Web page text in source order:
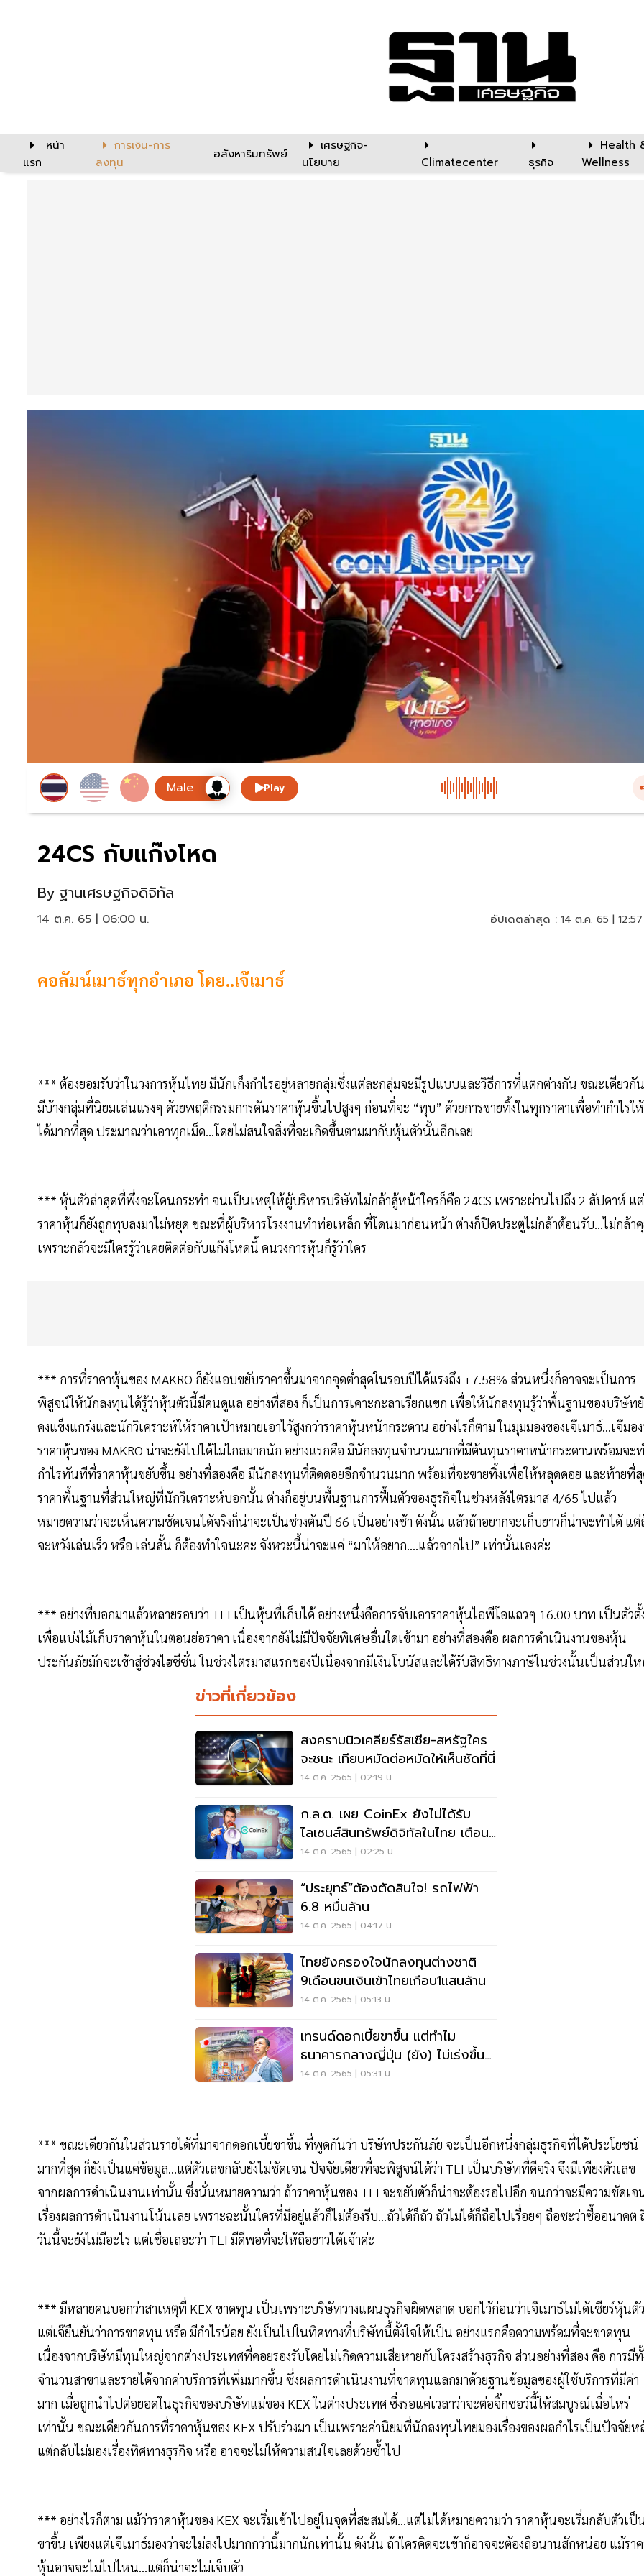
หน้า
แรก
การเงิน-การ
ลงทุน
อสังหาริมทรัพย์
เศรษฐกิจ-
นโยบาย
Climatecenter ธุรกิจ
Health
Wellness
Play
24CS กับแก๊งโหด
By ฐานเศรษฐกิจดิจิทัล
14 ต.ค. 65 | 06:00 น. อัปเดตล่าสุด : 14 ต.ค. 65 |
คอลัมน์เมาธ์ทุกอำเภอ โดย..เจ๊เมาธ์
*** ต้องยอมรับว่าในวงการหุ้นไทย มีนักเก็งกำไรอยู่หลายกลุ่มซึ่งแต่ละกลุ่มจะมีรูปแบบและวิธีการที่แตกต่างกัน ขณะเดียวกั
มีบ้างกลุ่มที่นิยมเล่นแรงๆ ด้วยพฤติกรรมการดันราคาหุ้นขึ้นไปสูงๆ ก่อนที่จะ “ทุบ” ด้วยการขายทิ้งในทุกราคาเพื่อทำกำไรให้
ได้มากที่สุด ประมาณว่าเอาทุกเม็ด...โดยไม่สนใจสิ่งที่จะเกิดขึ้นตามมากับหุ้นตัวนั้นอีกเลย
*** หุ้นตัวล่าสุดที่พึ่งจะโดนกระทำ จนเป็นเหตุให้ผู้บริหารบริษัทไม่กล้าสู้หน้าใครก็คือ 24CS เพราะผ่านไปถึง 2 สัปดาห์ แต่
ราคาหุ้นก็ยังถูกทุบลงมาไม่หยุด ขณะที่ผู้บริหารโรงงานทำท่อเหล็ก ที่โดนมาก่อนหน้า ต่างก็ปิดประตูไม่กล้าต้อนรับ...ไม่กล้า
เพราะกลัวจะมีใครรู้ว่าเคยติดต่อกับแก๊งโหดนี้ คนวงการหุ้นก็รู้ว่าใคร
*** การที่ราคาหุ้นของ MAKRO ก็ยังแอบขยับราคาขึ้นมาจากจุดต่ำสุดในรอบปีได้แรงถึง +7.58% ส่วนหนึ่งก็อาจจะเป็นการ
พิสูจน์ให้นักลงทุนได้รู้ว่าหุ้นตัวนี้มีคนดูแล อย่างที่สอง ก็เป็นการเคาะกะลาเรียกแขก เพื่อให้นักลงทุนรู้ว่าพื้นฐานของบริษัท
คงแข็งแกร่งและนักวิเคราะห์ให้ราคาเป้าหมายเอาไว้สูงกว่าราคาหุ้นหน้ากระดาน อย่างไรก็ตาม ในมุมมองของเจ๊เมาธ์...เจ๊มอง
ราคาหุ้นของ MAKRO น่าจะยังไปได้ไม่ไกลมากนัก อย่างแรกคือ มีนักลงทุนจำนวนมากที่มีต้นทุนราคาหน้ากระดานพร้อมจะ
กำไรทันทีที่ราคาหุ้นขยับขึ้น อย่างที่สองคือ มีนักลงทุนที่ติดดอยอีกจำนวนมาก พร้อมที่จะขายทิ้งเพื่อให้หลุดดอย และท้ายที่
ราคาพื้นฐานที่ส่วนใหญ่ที่นักวิเคราะห์บอกนั้น ต่างก็อยู่บนพื้นฐานการฟื้นตัวของธุรกิจในช่วงหลังไตรมาส 4/65 ไปแล้ว
หมายความว่าจะเห็นความชัดเจนได้จริงก็น่าจะเป็นช่วงต้นปี 66 เป็นอย่างช้า ดังนั้น แล้วถ้าอยากจะเก็บยาวก็น่าจะทำได้ แต่
จะหวังเล่นเร็ว หรือ เล่นสั้น ก็ต้องทำใจนะคะ จังหวะนี้น่าจะแค่ “มาให้อยาก....แล้วจากไป” เท่านั้นเองค่ะ
*** อย่างที่บอกมาแล้วหลายรอบว่า TLI เป็นหุ้นที่เก็บได้ อย่างหนึ่งคือการจับเอาราคาหุ้นไอพีโอแถวๆ 16.00 บาท เป็นตัวตั้
เพื่อแบ่งไม้เก็บราคาหุ้นในตอนย่อราคา เนื่องจากยังไม่มีปัจจัยพิเศษอื่นใดเข้ามา อย่างที่สองคือ ผลการดำเนินงานของหุ้น
ประกันภัยมักจะเข้าสู่ช่วงไฮซีซั่น ในช่วงไตรมาสแรกของปีเนื่องจากมีเงินโบนัสและได้รับสิทธิทางภาษีในช่วงนั้นเป็นส่วนใ
ข่าวที่เกี่ยวข้อง
สงครามนิวเคลียร์รัสเซีย-สหรัฐใคร
จะชนะ เทียบหมัดต่อหมัดให้เห็นชัดที่นี่
14 ต.ค. 2565 | 02:19 น.
ก.ล.ต. เผย CoinEx ยังไม่ได้รับ
ไลเซนส์สินทรัพย์ดิจิทัลในไทย เตือน
ระวังลงทุน
14 ต.ค. 2565 | 02:25 น.
“ประยุทธ์”ต้องตัดสินใจ! รถไฟฟ้า
6.8 หมื่นล้าน
14 ต.ค. 2565 | 04:17 น.
ไทยยังครองใจนักลงทุนต่างชาติ
9เดือนขนเงินเข้าไทยเกือบ1แสนล้าน
14 ต.ค. 2565 | 05:13 น.
เทรนด์ดอกเบี้ยขาขึ้น แต่ทำไม
ธนาคารกลางญี่ปุ่น (ยัง) ไม่เร่งขึ้น
ดอกเบี้ย
14 ต.ค. 2565 | 05:31 น.
*** ขณะเดียวกันในส่วนรายได้ที่มาจากดอกเบี้ยขาขึ้น ที่พูดกันว่า บริษัทประกันภัย จะเป็นอีกหนึ่งกลุ่มธุรกิจที่ได้ประโยชน์
มากที่สุด ก็ยังเป็นแค่ข้อมูล...แต่ตัวเลขกลับยังไม่ชัดเจน ปัจจัยเดียวที่จะพิสูจน์ได้ว่า TLI เป็นบริษัทที่ดีจริง จึงมีเพียงตัวเลข
จากผลการดำเนินงานเท่านั้น ซึ่งนั่นหมายความว่า ถ้าราคาหุ้นของ TLI จะขยับตัวก็น่าจะต้องรอไปอีก จนกว่าจะมีความชัดเจ
เรื่องผลการดำเนินงานโน้นเลย เพราะฉะนั้นใครที่มีอยู่แล้วก็ไม่ต้องรีบ...ถัวได้ก็ถัว ถัวไม่ได้ก็ถือไปเรื่อยๆ ถือซะว่าซื้ออนาคต
วันนี้จะยังไม่มีอะไร แต่เชื่อเถอะว่า TLI มีดีพอที่จะให้ถือยาวได้เจ้าค่ะ
*** มีหลายคนบอกว่าสาเหตุที่ KEX ขาดทุน เป็นเพราะบริษัทวางแผนธุรกิจผิดพลาด บอกไว้ก่อนว่าเจ๊เมาธ์ไม่ได้เชียร์หุ้นตั
แต่เจ๊ยืนยันว่าการขาดทุน หรือ มีกำไรน้อย ยังเป็นไปในทิศทางที่บริษัทนี้ตั้งใจให้เป็น อย่างแรกคือความพร้อมที่จะขาดทุน
เนื่องจากบริษัทมีทุนใหญ่จากต่างประเทศที่คอยรองรับโดยไม่เกิดความเสียหายกับโครงสร้างธุรกิจ ส่วนอย่างที่สอง คือ การมี
จำนวนสาขาและรายได้จากค่าบริการที่เพิ่มมากขึ้น ซึ่งผลการดำเนินงานที่ขาดทุนแลกมาด้วยฐานข้อมูลของผู้ใช้บริการที่มีค่า
มาก เมื่อถูกนำไปต่อยอดในธุรกิจของบริษัทแม่ของ KEX ในต่างประเทศ ซึ่งรอแค่เวลาว่าจะต่อจิ๊กซอว์นี้ให้สมบูรณ์เมื่อไหร่
เท่านั้น ขณะเดียวกันการที่ราคาหุ้นของ KEX ปรับร่วงมา เป็นเพราะค่านิยมที่นักลงทุนไทยมองเรื่องของผลกำไรเป็นปัจจัยห
แต่กลับไม่มองเรื่องทิศทางธุรกิจ หรือ อาจจะไม่ให้ความสนใจเลยด้วยซ้ำไป
*** อย่างไรก็ตาม แม้ว่าราคาหุ้นของ KEX จะเริ่มเข้าไปอยู่ในจุดที่สะสมได้...แต่ไม่ได้หมายความว่า ราคาหุ้นจะเริ่มกลับตัวเป็
ขาขึ้น เพียงแต่เจ๊เมาธ์มองว่าจะไม่ลงไปมากกว่านี้มากนักเท่านั้น ดังนั้น ถ้าใครคิดจะเข้าก็อาจจะต้องถือนานสักหน่อย แม้รา
หุ้นอาจจะไม่ไปไหน...แต่ก็น่าจะไม่เจ็บตัว